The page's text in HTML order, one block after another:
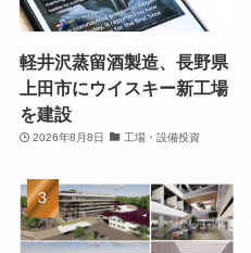
軽井沢蒸留酒製造、長野県
上田市にウイスキー新工場
を建設
2026年8月8日 工場・設備投資